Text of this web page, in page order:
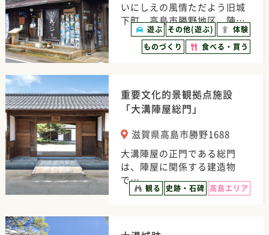
いにしえの風情ただよう旧城
下町、高島市勝野地区。陣…
遊ぶ その他(遊ぶ)
体験
ものづくり
食べる・買う
重要文化的景観拠点施設
「大溝陣屋総門」
滋賀県高島市勝野1688
大溝陣屋の正門である総門
は、陣屋に関係する建造物
で…
観る 史跡・石碑 高島エリア